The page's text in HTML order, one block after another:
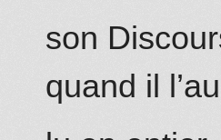
son
quand il